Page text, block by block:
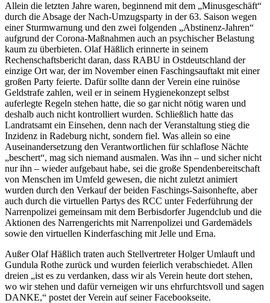
Allein die letzten Jahre waren, beginnend mit dem „Minusgeschäft“
durch die Absage der Nach-Umzugsparty in der 63. Saison wegen
einer Sturmwarnung und den zwei folgenden „Abstinenz-Jahren“
aufgrund der Corona-Maßnahmen auch an psychischer Belastung
kaum zu überbieten. Olaf Häßlich erinnerte in seinem
Rechenschaftsbericht daran, dass RABU in Ostdeutschland der
einzige Ort war, der im November einen Faschingsauftakt mit einer
großen Party feierte. Dafür sollte dann der Verein eine ruinöse
Geldstrafe zahlen, weil er in seinem Hygienekonzept selbst
auferlegte Regeln stehen hatte, die so gar nicht nötig waren und
deshalb auch nicht kontrolliert wurden. Schließlich hatte das
Landratsamt ein Einsehen, denn nach der Veranstaltung stieg die
Inzidenz in Radeburg nicht, sondern fiel. Was allein so eine
Auseinandersetzung den Verantwortlichen für schlaflose Nächte
„beschert“, mag sich niemand ausmalen. Was ihn – und sicher nicht
nur ihn – wieder aufgebaut habe, sei die große Spendenbereitschaft
von Menschen im Umfeld gewesen, die nicht zuletzt animiert
wurden durch den Verkauf der beiden Faschings-Saisonhefte, aber
auch durch die virtuellen Partys des RCC unter Federführung der
Narrenpolizei gemeinsam mit dem Berbisdorfer Jugendclub und die
Aktionen des Narrengerichts mit Narrenpolizei und Gardemädels
sowie den virtuellen Kinderfasching mit Jelle und Erna.
Außer Olaf Häßlich traten auch Stellvertreter Holger Umlauft und
Gundula Rothe zurück und wurden feierlich verabschiedet. Allen
dreien „ist es zu verdanken, dass wir als Verein heute dort stehen,
wo wir stehen und dafür verneigen wir uns ehrfurchtsvoll und sagen
DANKE,“ postet der Verein auf seiner Facebookseite.